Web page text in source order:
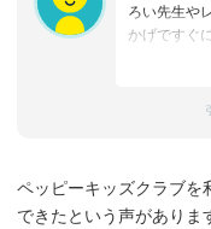
ろい先生や
かげですぐ
たまにママ
れ、お迎え
3歳児を飽
と思います
ペッピーキッズクラブを
できたという声がありま